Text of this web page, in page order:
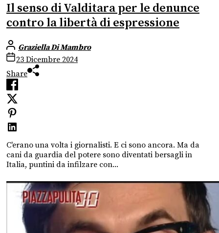
Il senso di Valditara per le denunce
contro la libertà di espressione
Graziella Di Mambro
23 Dicembre 2024
Share
C'erano una volta i giornalisti. E ci sono ancora. Ma da
cani da guardia del potere sono diventati bersagli in
Italia, puntini da infilzare con...